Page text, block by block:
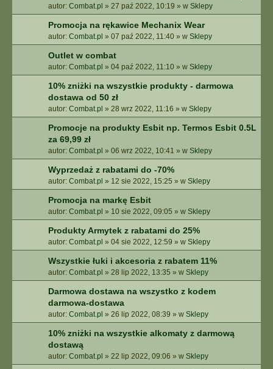
autor: Combat.pl » 27 paź 2022, 10:19 » w Sklepy
Promocja na rękawice Mechanix Wear
autor: Combat.pl » 07 paź 2022, 11:40 » w Sklepy
Outlet w combat
autor: Combat.pl » 04 paź 2022, 11:10 » w Sklepy
10% zniżki na wszystkie produkty - darmowa
dostawa od 50 zł
autor: Combat.pl » 28 wrz 2022, 11:16 » w Sklepy
Promocje na produkty Esbit np. Termos Esbit 0.5L
za 69,99 zł
autor: Combat.pl » 06 wrz 2022, 10:41 » w Sklepy
Wyprzedaż z rabatami do -70%
autor: Combat.pl » 12 sie 2022, 15:25 » w Sklepy
Promocja na markę Esbit
autor: Combat.pl » 10 sie 2022, 09:05 » w Sklepy
Produkty Armytek z rabatami do 25%
autor: Combat.pl » 04 sie 2022, 12:59 » w Sklepy
Wszystkie łuki i akcesoria z rabatem 11%
autor: Combat.pl » 28 lip 2022, 13:35 » w Sklepy
Darmowa dostawa na wszystko z kodem
darmowa-dostawa
autor: Combat.pl » 26 lip 2022, 08:39 » w Sklepy
10% zniżki na wszystkie alkomaty z darmową
dostawą
autor: Combat.pl » 22 lip 2022, 09:06 » w Sklepy